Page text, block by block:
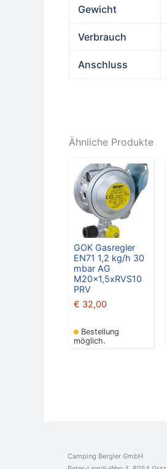
Gewicht
Verbrauch
Anschluss
Ähnliche Produkte
GOK Gasregler
EN71 1,2 kg/h 30
mbar AG
M20x1,5xRVS10
PRV
€ 32,00
Bestellung
möglich.
Camping Bergler GmbH